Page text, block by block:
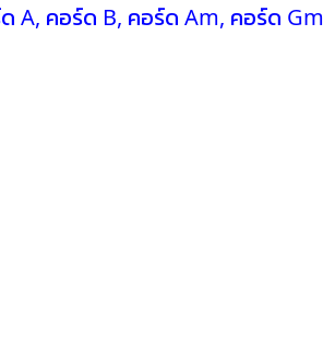
A, คอร์ด B, คอร์ด Am, คอร์ด Gm